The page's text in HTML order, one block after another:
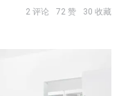
2 评论 72 赞 30 收藏